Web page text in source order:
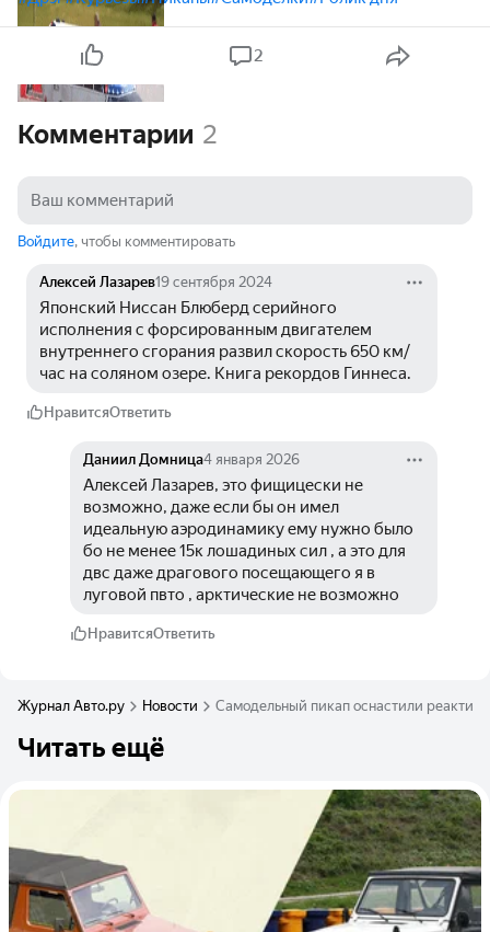
2
Комментарии 2
Войдите, чтобы комментировать
Алексей Лазарев19 сентября 2024
Японский Ниссан Блюберд серийного
исполнения с форсированным двигателем
внутреннего сгорания развил скорость 650 км/
час на соляном озере. Книга рекордов Гиннеса.
НравитсяОтветить
Даниил Домница4 января 2026
Алексей Лазарев, это фищицески не
возможно, даже если бы он имел
идеальную аэродинамику ему нужно было
бо не менее 15к лошадиных сил , а это для
двс даже драгового посещающего я в
луговой пвто , арктические не возможно
НравитсяОтветить
Журнал Авто.ру Новости Самодельный пикап оснастили
Читать ещё